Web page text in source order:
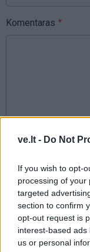
ve.lt - Do Not
If you wish to opt-
processing of your
targeted
section to confirm
opt-out request is
interest-based
us or personal
Komentaras
Serviceapply.